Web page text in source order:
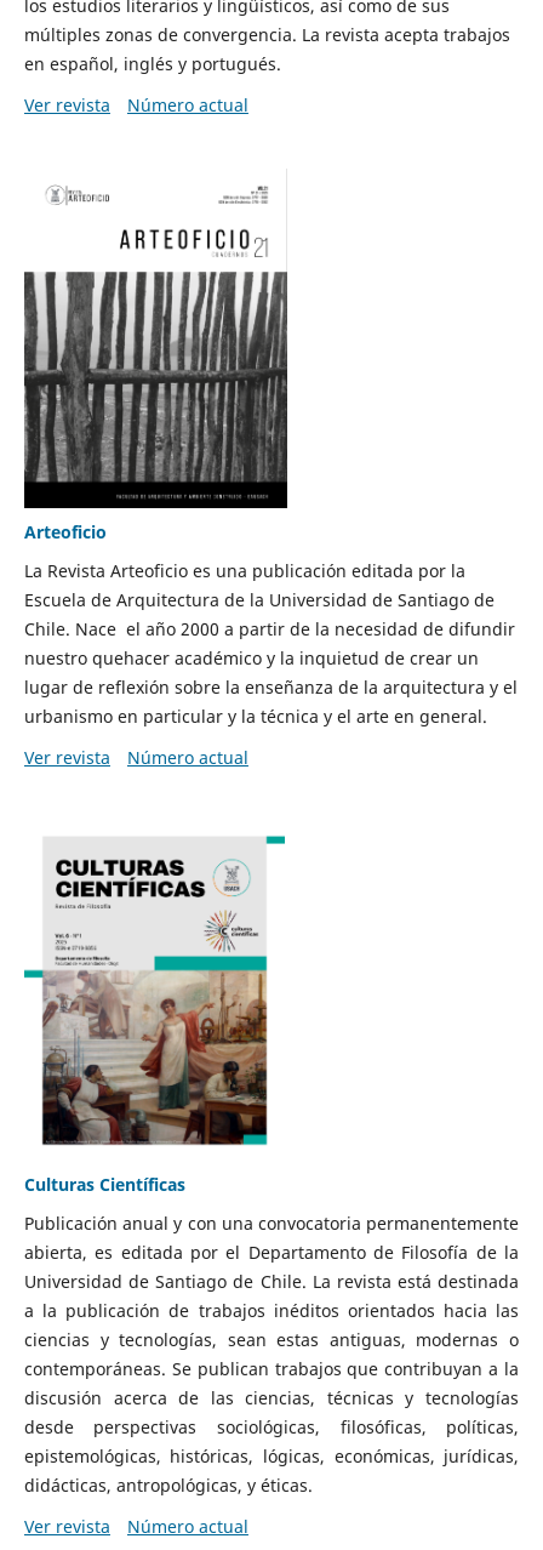
los estudios literarios y lingüísticos, así como de sus
múltiples zonas de convergencia. La revista acepta trabajos
en español, inglés y portugués.
Ver revista
Número actual
Arteoficio
La Revista Arteoficio es una publicación editada por la
Escuela de Arquitectura de la Universidad de Santiago de
Chile. Nace el año 2000 a partir de la necesidad de difundir
nuestro quehacer académico y la inquietud de crear un
lugar de reflexión sobre la enseñanza de la arquitectura y el
urbanismo en particular y la técnica y el arte en general.
Ver revista
Número actual
Culturas Científicas
Publicación anual y con una convocatoria permanentemente
abierta, es editada por el Departamento de Filosofía de la
Universidad de Santiago de Chile. La revista está destinada
a la publicación de trabajos inéditos orientados hacia las
ciencias y tecnologías, sean estas antiguas, modernas o
contemporáneas. Se publican trabajos que contribuyan a la
discusión acerca de las ciencias, técnicas y tecnologías
desde perspectivas sociológicas, filosóficas, políticas,
epistemológicas, históricas, lógicas, económicas, jurídicas,
didácticas, antropológicas, y éticas.
Ver revista
Número actual